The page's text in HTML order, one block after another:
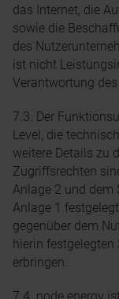
das Internet, die
sowie die
des
ist nicht
Verantwortung
7.3. Der
Level, die
weitere Details zu
Zugriffsrechten
Anlage 2 und dem
Anlage 1
gegenüber dem
hierin festgelegten
erbringen.